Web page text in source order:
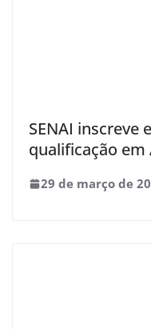
SENAI inscreve
qualificação em
29 de março de